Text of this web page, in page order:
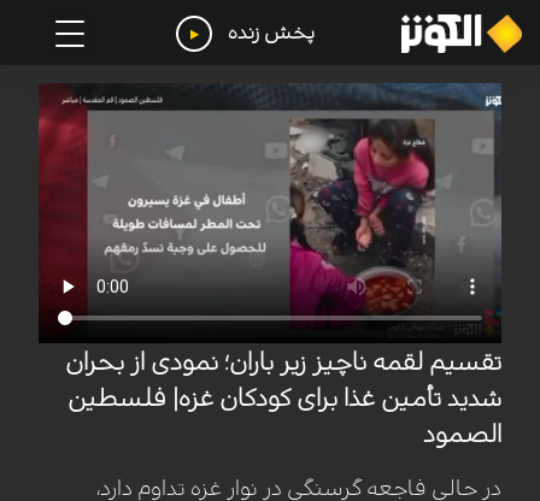
پخش زنده
تقسیم لقمه ناچیز زیر باران؛ نمودی از بحران
شدید تأمین غذا برای کودکان غزه| فلسطین
الصمود
در حالی فاجعه گرسنگی در نوار غزه تداوم دارد،